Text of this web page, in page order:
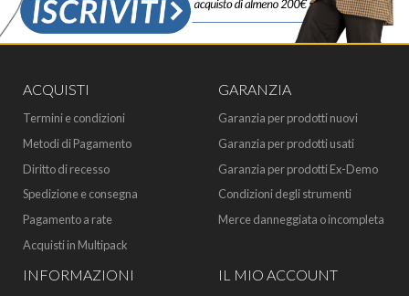
ACQUISTI
Termini e condizioni
Metodi di Pagamento
Diritto di recesso
Spedizione e consegna
Pagamento a rate
Acquisti in Multipack
GARANZIA
Garanzia per prodotti nuovi
Garanzia per prodotti usati
Garanzia per prodotti Ex-Demo
Condizioni degli strumenti
Merce danneggiata o incompleta
INFORMAZIONI IL MIO ACCOUNT